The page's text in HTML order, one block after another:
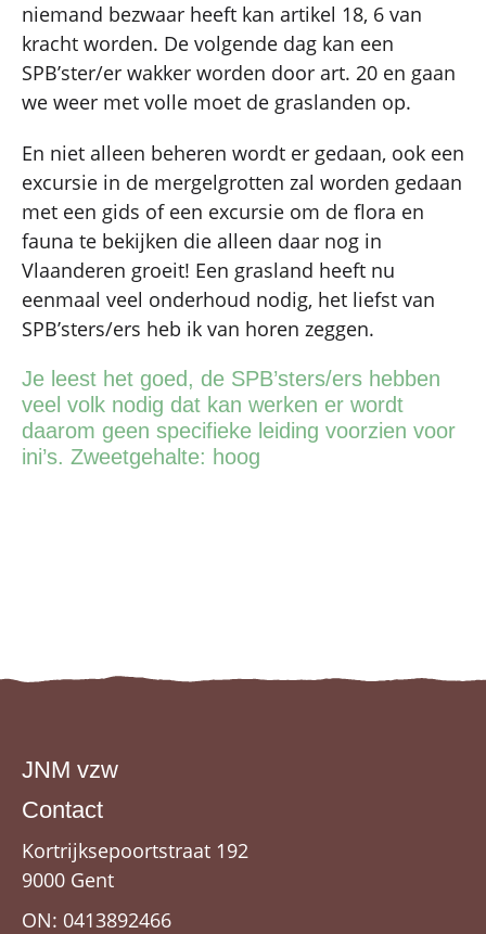
niemand bezwaar heeft kan artikel 18, 6 van
kracht worden. De volgende dag kan een
SPB’ster/er wakker worden door art. 20 en gaan
we weer met volle moet de graslanden op.
En niet alleen beheren wordt er gedaan, ook een
excursie in de mergelgrotten zal worden gedaan
met een gids of een excursie om de flora en
fauna te bekijken die alleen daar nog in
Vlaanderen groeit! Een grasland heeft nu
eenmaal veel onderhoud nodig, het liefst van
SPB’sters/ers heb ik van horen zeggen.
Je leest het goed, de SPB’sters/ers hebben
veel volk nodig dat kan werken er wordt
daarom geen specifieke leiding voorzien voor
ini’s. Zweetgehalte: hoog
JNM vzw
Contact
Kortrijksepoortstraat 192
9000 Gent
ON: 0413892466